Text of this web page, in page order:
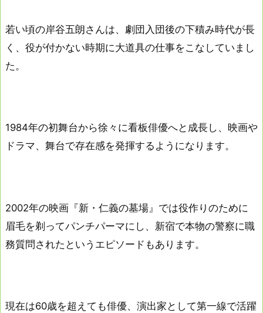
若い頃の岸谷五朗さんは、劇団入団後の下積み時代が長
く、役が付かない時期に大道具の仕事をこなしていまし
た。
1984年の初舞台から徐々に看板俳優へと成長し、映画や
ドラマ、舞台で存在感を発揮するようになります。
2002年の映画『新・仁義の墓場』では役作りのために
眉毛を剃ってパンチパーマにし、新宿で本物の警察に職
務質問されたというエピソードもあります。
現在は60歳を超えても俳優、演出家として第一線で活躍